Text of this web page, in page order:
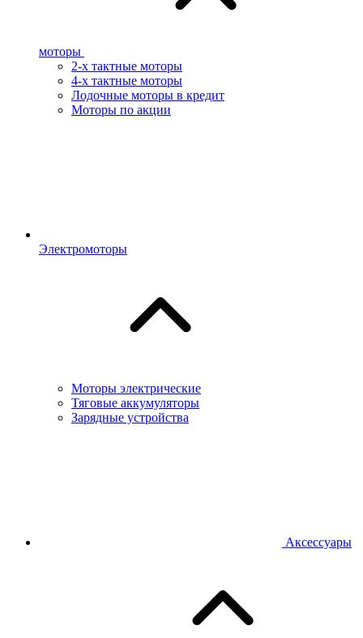
моторы
2-х тактные моторы
4-х тактные моторы
Лодочные моторы в кредит
Моторы по акции
Электромоторы
Моторы электрические
Тяговые аккумуляторы
Зарядные устройства
Аксессуары